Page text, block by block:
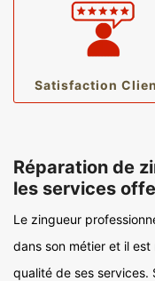
Satisfaction
Réparation de
les services
Le zingueur
dans son métier et il
qualité de ses services.